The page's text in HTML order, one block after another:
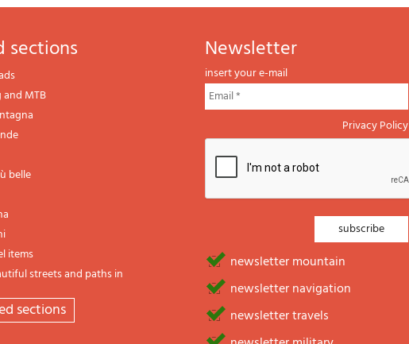
sections
MTB
belle
items
streets and paths in
sections
newsletter
insert your e-mail
Privacy Policy
newsletter mountain
newsletter navigation
newsletter travels